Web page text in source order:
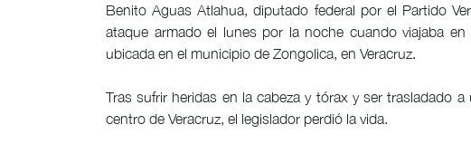
Benito Aguas Atlahua, diputado federal por el Partido
ataque armado el lunes por la noche cuando viajaba
ubicada en el municipio de Zongolica, en Veracruz.
Tras sufrir heridas en la cabeza y tórax y ser trasladado
centro de Veracruz, el legislador perdió la vida.